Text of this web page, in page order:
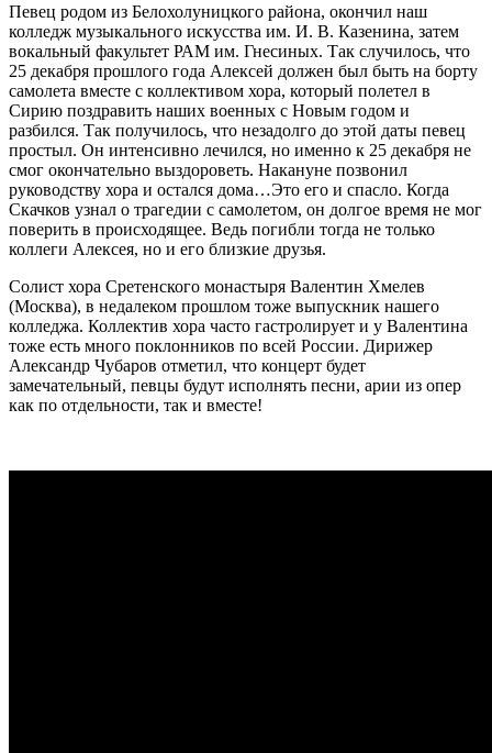
Певец родом из Белохолуницкого района, окончил наш
колледж музыкального искусства им. И. В. Казенина, затем
вокальный факультет РАМ им. Гнесиных. Так случилось, что
25 декабря прошлого года Алексей должен был быть на борту
самолета вместе с коллективом хора, который полетел в
Сирию поздравить наших военных с Новым годом и
разбился. Так получилось, что незадолго до этой даты певец
простыл. Он интенсивно лечился, но именно к 25 декабря не
смог окончательно выздороветь. Накануне позвонил
руководству хора и остался дома…Это его и спасло. Когда
Скачков узнал о трагедии с самолетом, он долгое время не мог
поверить в происходящее. Ведь погибли тогда не только
коллеги Алексея, но и его близкие друзья.
Солист хора Сретенского монастыря Валентин Хмелев
(Москва), в недалеком прошлом тоже выпускник нашего
колледжа. Коллектив хора часто гастролирует и у Валентина
тоже есть много поклонников по всей России. Дирижер
Александр Чубаров отметил, что концерт будет
замечательный, певцы будут исполнять песни, арии из опер
как по отдельности, так и вместе!